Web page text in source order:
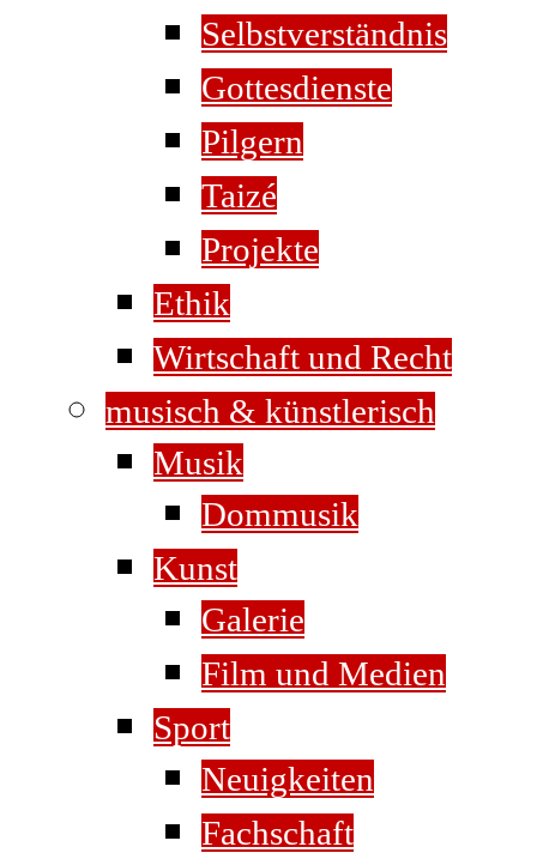
Selbstverständnis
Gottesdienste
Pilgern
Taizé
Projekte
Ethik
Wirtschaft und Recht
musisch & künstlerisch
Musik
Dommusik
Kunst
Galerie
Film und Medien
Sport
Neuigkeiten
Fachschaft